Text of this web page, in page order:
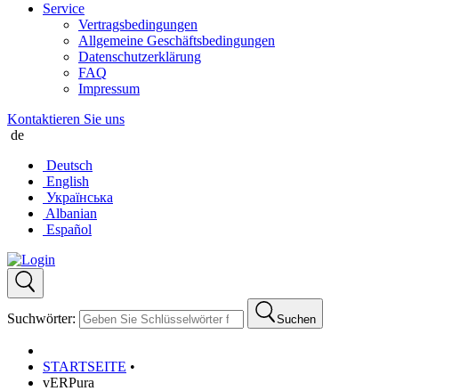
Service
Vertragsbedingungen
Allgemeine Geschäftsbedingungen
Datenschutzerklärung
FAQ
Impressum
Kontaktieren Sie uns
de
Deutsch
English
Українська
Albanian
Español
Suchwörter: Suchen
STARTSEITE •
vERPura